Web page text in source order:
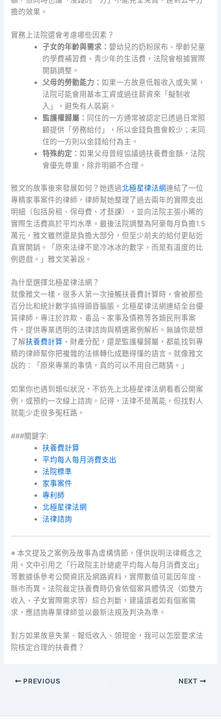
擔的效果。
實務上法院還會考慮哪些因素？
子女的年齡與需求： 嬰幼兒的奶粉尿布、學齡兒童
的學費補習費、青少年的生活費，法院會根據實際
開銷調整。
父母的勞動能力：如果一方故意低報收入或失業，
法院可能會用基本工資或過往薪資來「擬制收
入」，避免有人裝窮。
監護權歸屬： 同住的一方通常被認定已透過日常照
顧提供「勞務給付」，所以金錢負擔會較少；未同
住的一方則以金錢給付為主。
特殊約定：如果父母曾經協議過扶養費金額，法院
會優先尊重，除非明顯不合理。
雅文的故事後來發展如何？她透過北極星律法網連結了一位
專精家事案件的律師，律師幫她整理了過去兩年的實際支出
明細（包括房租、保母費、才藝課），並向法院主張小晞的
實際生活費高於平均水準。最後法院調整為阿豪每月負擔1.5
萬元，雅文雖然還是負擔大部分，但至少前夫的給付更貼近
真實開銷。「原來法律不是冷冰冰的數字，而是有溫度的比
例遊戲。」雅文笑著說。
為什麼選擇北極星律法網？
就像雅文一樣，很多人第一次接觸扶養費計算時，會被那些
百分比和統計數字搞得頭昏腦脹。北極星律法網連結全台優
質律師，專注於詐欺、毒品、家事及債務等各類民刑事案
件，提供專業透明的法律諮詢與精選案例解析。無論你是想
了解扶養費計算 、財產分配，還是監護權歸屬，都能找到專
精的律師幫你把複雜的法條轉化成聽得懂的語言。就像雅文
說的：「原來專業的事情，真的可以不用自己瞎猜。」
如果你也遇到類似狀況，不妨先上北極星律法網看看公開案
例，或預約一次線上諮詢。記得，法律不是萬能，但找對人
就能少走很多冤枉路。
###關鍵字:
扶養費計算
平均每人每月消費支出
法院標準
家事案件
專利師
北極星律法網
法律諮詢
※ 本文提及之案例及故事為虛構情節，僅供說明法律概念之
用。文中引用之「行政院主計總處平均每人每月消費支出」
等數據係參考公開資訊及網路資料，實際數值可能因年度、
縣市而異。法院裁定扶養費時仍會依個案具體情況（如雙方
收入、子女實際需求等）綜合判斷，建議讀者如有個案需
求，應諮詢專業律師並以最新法規及判決為準。
對方如果故意失業、報低收入、領現金，我可以怎麼要求法
院核定合理的扶養費？
PREVIOUS NEXT